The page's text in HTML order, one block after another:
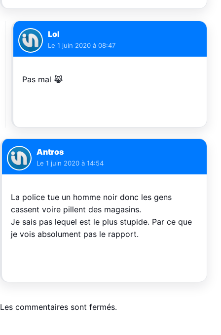
Lol
Le 1 juin 2020 à 08:47
Pas mal 😹
Antros
Le 1 juin 2020 à 14:54
La police tue un homme noir donc les gens
cassent voire pillent des magasins.
Je sais pas lequel est le plus stupide. Par ce que
je vois absolument pas le rapport.
Les commentaires sont fermés.